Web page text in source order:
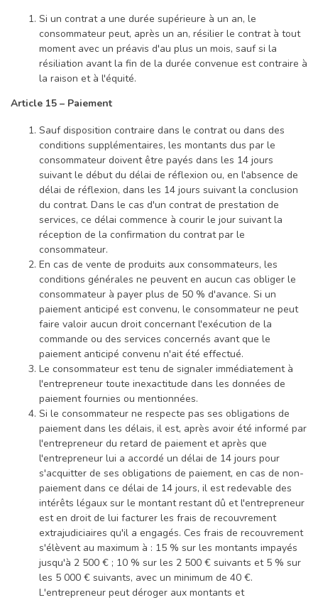
Si un contrat a une durée supérieure à un an, le
consommateur peut, après un an, résilier le contrat à tout
moment avec un préavis d'au plus un mois, sauf si la
résiliation avant la fin de la durée convenue est contraire à
la raison et à l'équité.
Article 15 – Paiement
Sauf disposition contraire dans le contrat ou dans des
conditions supplémentaires, les montants dus par le
consommateur doivent être payés dans les 14 jours
suivant le début du délai de réflexion ou, en l'absence de
délai de réflexion, dans les 14 jours suivant la conclusion
du contrat. Dans le cas d'un contrat de prestation de
services, ce délai commence à courir le jour suivant la
réception de la confirmation du contrat par le
consommateur.
En cas de vente de produits aux consommateurs, les
conditions générales ne peuvent en aucun cas obliger le
consommateur à payer plus de 50 % d'avance. Si un
paiement anticipé est convenu, le consommateur ne peut
faire valoir aucun droit concernant l'exécution de la
commande ou des services concernés avant que le
paiement anticipé convenu n'ait été effectué.
Le consommateur est tenu de signaler immédiatement à
l'entrepreneur toute inexactitude dans les données de
paiement fournies ou mentionnées.
Si le consommateur ne respecte pas ses obligations de
paiement dans les délais, il est, après avoir été informé par
l'entrepreneur du retard de paiement et après que
l'entrepreneur lui a accordé un délai de 14 jours pour
s'acquitter de ses obligations de paiement, en cas de non-
paiement dans ce délai de 14 jours, il est redevable des
intérêts légaux sur le montant restant dû et l'entrepreneur
est en droit de lui facturer les frais de recouvrement
extrajudiciaires qu'il a engagés. Ces frais de recouvrement
s'élèvent au maximum à : 15 % sur les montants impayés
jusqu'à 2 500 € ; 10 % sur les 2 500 € suivants et 5 % sur
les 5 000 € suivants, avec un minimum de 40 €.
L'entrepreneur peut déroger aux montants et